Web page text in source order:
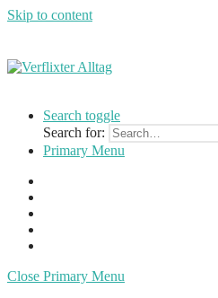
Skip to content
Alltag
einer
Mutter
Lehrerin
Search toggle
Search for:
Primary Menu
Close Primary Menu